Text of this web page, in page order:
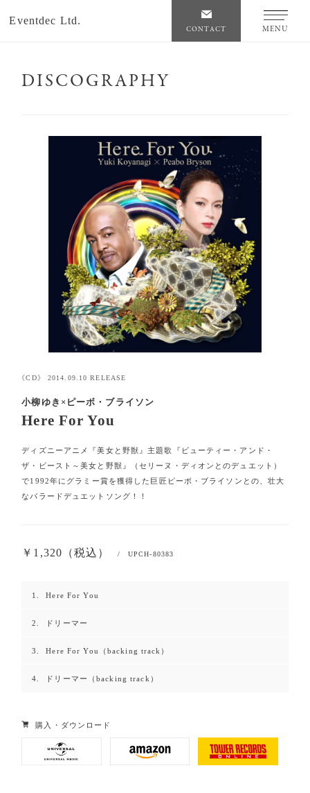
Eventdec Ltd.
CONTACT MENU
DISCOGRAPHY
《CD》 2014.09.10 RELEASE
小柳ゆき×ピーボ・ブライソン
Here For You
ディズニーアニメ『美女と野獣』主題歌『ビューティー・アンド・
ザ・ビースト～美女と野獣』（セリーヌ・ディオンとのデュエット）
で1992年にグラミー賞を獲得した巨匠ピーボ・ブライソンとの、壮大
なバラードデュエットソング！！
￥1,320（税込） / UPCH-80383
Here For You
ドリーマー
Here For You（backing track）
ドリーマー（backing track）
購入・ダウンロード